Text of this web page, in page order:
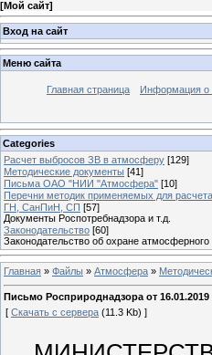
[Мой сайт]
Вход на сайт
Меню сайта
Главная страница Информация о
Categories
Расчет выбросов ЗВ в атмосферу [129]
Методические документы [41]
Письма ОАО "НИИ "Атмосфера" [10]
Перечни методик применяемых для
ГН, СанПиН, СП [57]
Документы Роспотребнадзора и т.д.
Законодательство [60]
Законодательство об охране атмосферного
Главная » Файлы » Атмосфера »
Письмо Росприроднадзора от
[ Скачать с сервера (11.3 Kb) ]